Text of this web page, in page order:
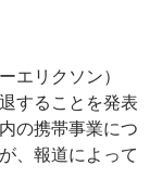
エリクソン）
することを発表
の携帯事業につ
、報道によって